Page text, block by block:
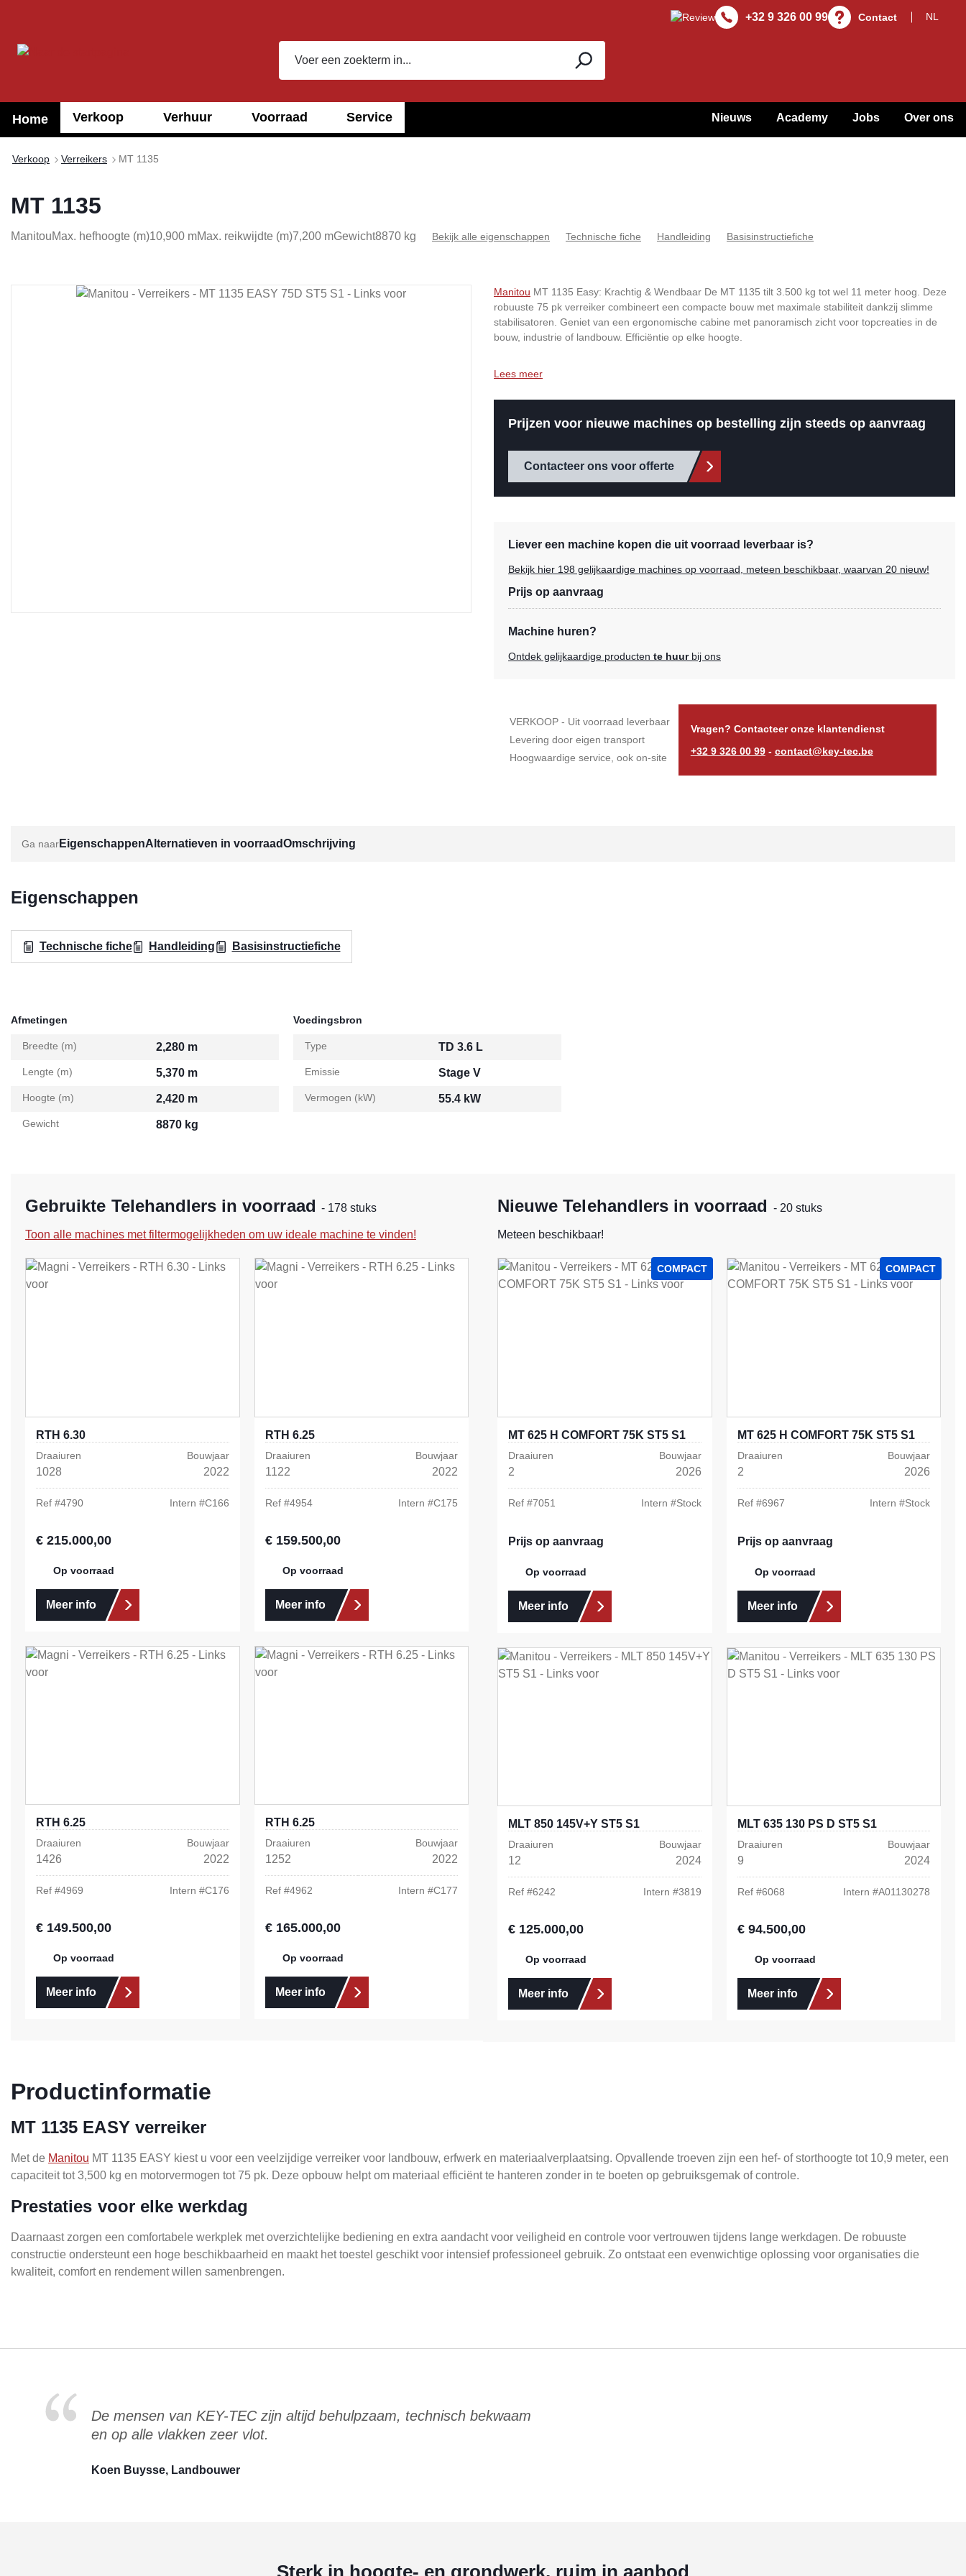
+32 9 326 00 99 Contact
Home Verkoop Verhuur Voorraad Service Nieuws Academy Jobs Over ons
Verkoop Verreikers MT 1135
MT 1135
ManitouMax. hefhoogte (m)10,900 mMax. reikwijdte (m)7,200 mGewicht8870 kg Bekijk alle eigenschappen Technische fiche Handleiding Basisinstructiefiche
Afbeeldingengalerij overslaan Manitou MT 1135 Easy: Krachtig & Wendbaar De MT 1135 tilt 3.500 kg tot wel 11 meter hoog. Deze
robuuste 75 pk verreiker combineert een compacte bouw met maximale stabiliteit dankzij slimme
stabilisatoren. Geniet van een ergonomische cabine met panoramisch zicht voor topcreaties in de
bouw, industrie of landbouw. Efficiëntie op elke hoogte.
Lees meer
Prijzen voor nieuwe machines op bestelling zijn steeds op aanvraag
Contacteer ons voor offerte
Liever een machine kopen die uit voorraad leverbaar is?
Bekijk hier 198 gelijkaardige machines op voorraad, meteen beschikbaar, waarvan 20 nieuw!
Prijs op aanvraag
Machine huren?
Ontdek gelijkaardige producten te huurbij ons
VERKOOP - Uit voorraad leverbaar
Levering door eigen transport
Hoogwaardige service, ook on-site
Vragen? Contacteer onze klantendienst
+32 9 326 00 99- contact@key-tec.be
EigenschappenAlternatieven in voorraadOmschrijving
Eigenschappen
Technische fiche Handleiding Basisinstructiefiche
Afmetingen
Breedte (m) 2,280 m
Lengte (m) 5,370 m
Hoogte (m) 2,420 m
Gewicht 8870 kg
Voedingsbron
Type TD 3.6 L
Emissie Stage V
Vermogen (kW) 55.4 kW
Gebruikte Telehandlers in voorraad - 178 stuks
Toon alle machines met filtermogelijkheden om uw ideale machine te vinden!
RTH 6.30
Draaiuren
1028
Bouwjaar
2022
Ref #4790 Intern #C166
Normale prijs:
€ 215.000,00
Op voorraad
Meer info
RTH 6.25
Draaiuren
1122
Bouwjaar
2022
Ref #4954 Intern #C175
Normale prijs:
€ 159.500,00
Op voorraad
Meer info
RTH 6.25
Draaiuren
1426
Bouwjaar
2022
Ref #4969 Intern #C176
Normale prijs:
€ 149.500,00
Op voorraad
Meer info
RTH 6.25
Draaiuren
1252
Bouwjaar
2022
Ref #4962 Intern #C177
Normale prijs:
€ 165.000,00
Op voorraad
Meer info
Nieuwe Telehandlers in voorraad - 20 stuks
Meteen beschikbaar!
COMPACT
MT 625 H COMFORT 75K ST5 S1
Draaiuren
2
Bouwjaar
2026
Ref #7051 Intern #Stock
Prijs op aanvraag
Op voorraad
Meer info
COMPACT
MT 625 H COMFORT 75K ST5 S1
Draaiuren
2
Bouwjaar
2026
Ref #6967 Intern #Stock
Prijs op aanvraag
Op voorraad
Meer info
MLT 850 145V+Y ST5 S1
Draaiuren
12
Bouwjaar
2024
Ref #6242 Intern #3819
Normale prijs:
€ 125.000,00
Op voorraad
Meer info
MLT 635 130 PS D ST5 S1
Draaiuren
9
Bouwjaar
2024
Ref #6068 Intern #A01130278
Normale prijs:
€ 94.500,00
Op voorraad
Meer info
Productinformatie
MT 1135 EASY verreiker
Met de Manitou MT 1135 EASY kiest u voor een veelzijdige verreiker voor landbouw, erfwerk en materiaalverplaatsing. Opvallende troeven zijn een hef- of storthoogte tot 10,9 meter, een
capaciteit tot 3,500 kg en motorvermogen tot 75 pk. Deze opbouw helpt om materiaal efficiënt te hanteren zonder in te boeten op gebruiksgemak of controle.
Prestaties voor elke werkdag
Daarnaast zorgen een comfortabele werkplek met overzichtelijke bediening en extra aandacht voor veiligheid en controle voor vertrouwen tijdens lange werkdagen. De robuuste
constructie ondersteunt een hoge beschikbaarheid en maakt het toestel geschikt voor intensief professioneel gebruik. Zo ontstaat een evenwichtige oplossing voor organisaties die
kwaliteit, comfort en rendement willen samenbrengen.
De mensen van KEY-TEC zijn altijd behulpzaam, technisch bekwaam
en op alle vlakken zeer vlot.
Koen Buysse, Landbouwer